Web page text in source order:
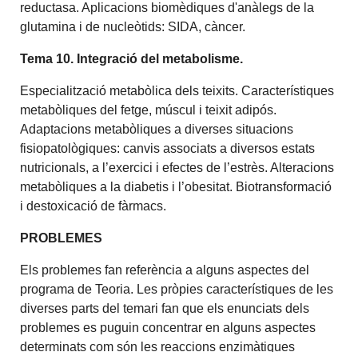
reductasa. Aplicacions biomèdiques d'anàlegs de la
glutamina i de nucleòtids: SIDA, càncer.
Tema 10. Integració del metabolisme.
Especialització metabòlica dels teixits. Característiques
metabòliques del fetge, múscul i teixit adipós.
Adaptacions metabòliques a diverses situacions
fisiopatològiques: canvis associats a diversos estats
nutricionals, a l’exercici i efectes de l’estrès. Alteracions
metabòliques a la diabetis i l’obesitat. Biotransformació
i destoxicació de fàrmacs.
PROBLEMES
Els problemes fan referència a alguns aspectes del
programa de Teoria. Les pròpies característiques de les
diverses parts del temari fan que els enunciats dels
problemes es puguin concentrar en alguns aspectes
determinats com són les reaccions enzimàtiques